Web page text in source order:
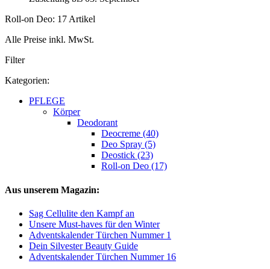
Roll-on Deo: 17 Artikel
Alle Preise inkl. MwSt.
Filter
Kategorien:
PFLEGE
Körper
Deodorant
Deocreme (40)
Deo Spray (5)
Deostick (23)
Roll-on Deo (17)
Aus unserem Magazin:
Sag Cellulite den Kampf an
Unsere Must-haves für den Winter
Adventskalender Türchen Nummer 1
Dein Silvester Beauty Guide
Adventskalender Türchen Nummer 16